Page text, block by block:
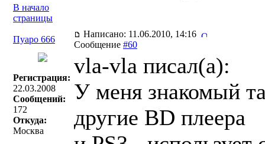
В начало
страницы
Пуаро 666
Написано: 11.06.2010, 14:16
Сообщение #60
Регистрация:
22.03.2008
Сообщений:
172
Откуда:
Москва
vla-vla писал(a):
У меня знакомый
другие BD плеера